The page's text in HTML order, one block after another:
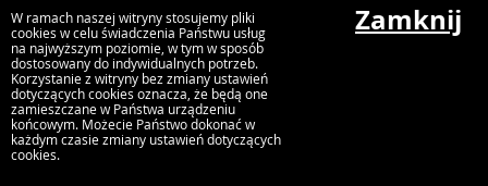
W ramach naszej witryny stosujemy pliki
cookies w celu świadczenia Państwu usług
na najwyższym poziomie, w tym w sposób
dostosowany do indywidualnych potrzeb.
Korzystanie z witryny bez zmiany ustawień
dotyczących cookies oznacza, że będą one
zamieszczane w Państwa urządzeniu
końcowym. Możecie Państwo dokonać w
każdym czasie zmiany ustawień dotyczących
cookies.
Zamknij